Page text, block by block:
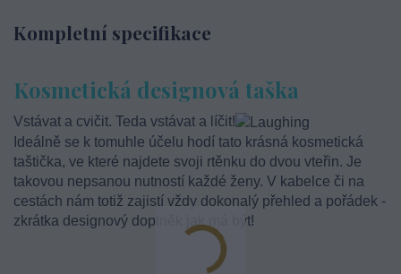
Kompletní specifikace
Kosmetická designová taška
Vstávat a cvičit. Teda vstávat a líčit!
Ideálně se k tomuhle účelu hodí tato krásná kosmetická
taštička, ve které najdete svoji rtěnku do dvou vteřin. Je
takovou nepsanou nutností každé ženy. V kabelce či na
cestách nám totiž zajistí vždy dokonalý přehled a pořádek -
zkrátka designový doplněk jak má být!